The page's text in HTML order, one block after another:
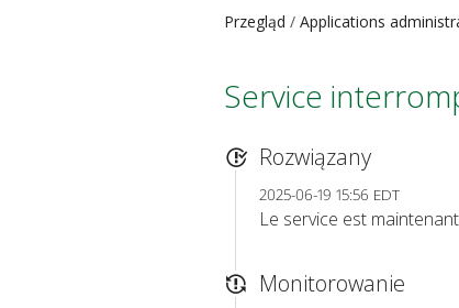
Przegląd Applications
Service
Rozwiązany
2025-06-19 15:56 EDT
Le service est
Monitorowanie